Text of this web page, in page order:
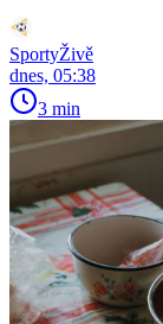
SportyŽivě
dnes, 05:38
3 min